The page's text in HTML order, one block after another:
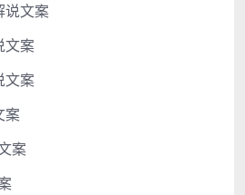
说文案
文案
文案
案
案